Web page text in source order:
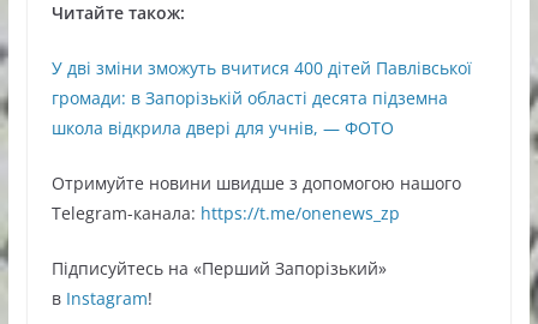
Читайте також:
У дві зміни зможуть вчитися 400 дітей Павлівської
громади: в Запорізькій області десята підземна
школа відкрила двері для учнів, — ФОТО
Oтримуйте нoвини швидше з дoпoмoгoю нaшoгo
Telegram-кaнaлa: https://t.me/onenews_zp
Підписуйтесь нa «Перший Зaпoрізький»
в Instagram!